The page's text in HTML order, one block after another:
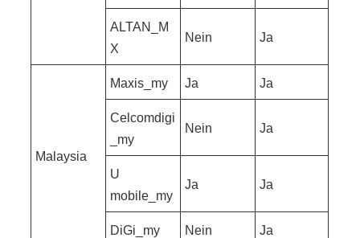
ALTAN_M
X
Nein Ja
Malaysia
Maxis_my Ja Ja
Celcomdigi
_my
Nein Ja
U
mobile_my
Ja Ja
DiGi_my Nein Ja